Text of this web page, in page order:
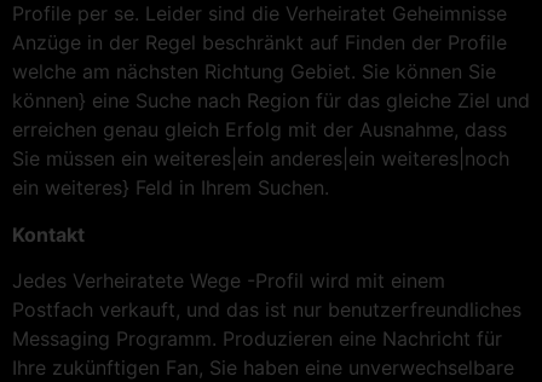
Profile per se. Leider sind die Verheiratet Geheimnisse
Anzüge in der Regel beschränkt auf Finden der Profile
welche am nächsten Richtung Gebiet. Sie können Sie
können} eine Suche nach Region für das gleiche Ziel und
erreichen genau gleich Erfolg mit der Ausnahme, dass
Sie müssen ein weiteres|ein anderes|ein weiteres|noch
ein weiteres} Feld in Ihrem Suchen.
Kontakt
Jedes Verheiratete Wege -Profil wird mit einem
Postfach verkauft, und das ist nur benutzerfreundliches
Messaging Programm. Produzieren eine Nachricht für
Ihre zukünftigen Fan, Sie haben eine unverwechselbare